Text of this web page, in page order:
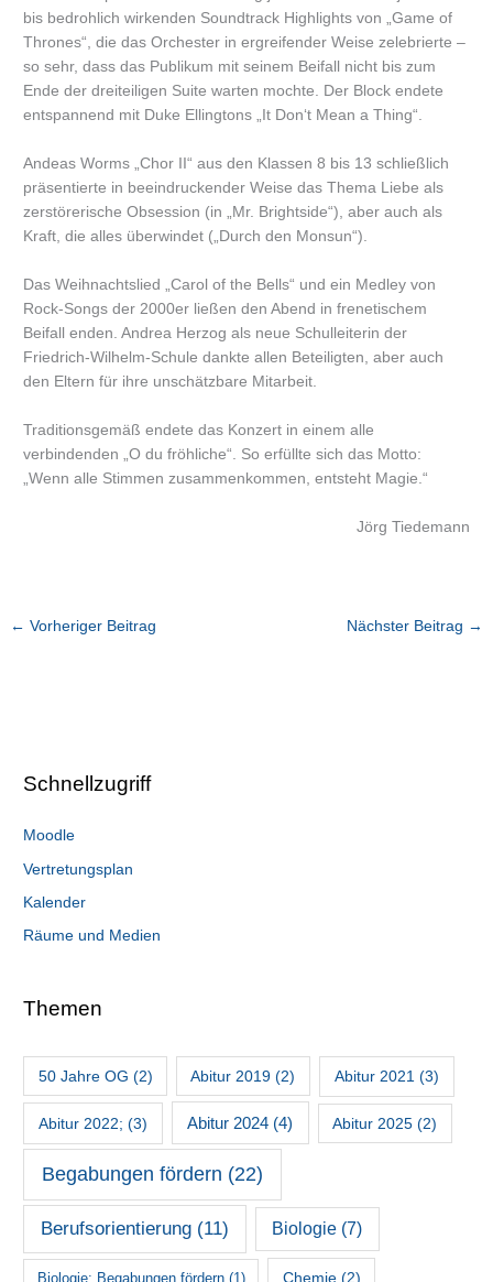
bis bedrohlich wirkenden Soundtrack Highlights von „Game of
Thrones“, die das Orchester in ergreifender Weise zelebrierte –
so sehr, dass das Publikum mit seinem Beifall nicht bis zum
Ende der dreiteiligen Suite warten mochte. Der Block endete
entspannend mit Duke Ellingtons „It Don‘t Mean a Thing“.
Andeas Worms „Chor II“ aus den Klassen 8 bis 13 schließlich
präsentierte in beeindruckender Weise das Thema Liebe als
zerstörerische Obsession (in „Mr. Brightside“), aber auch als
Kraft, die alles überwindet („Durch den Monsun“).
Das Weihnachtslied „Carol of the Bells“ und ein Medley von
Rock-Songs der 2000er ließen den Abend in frenetischem
Beifall enden. Andrea Herzog als neue Schulleiterin der
Friedrich-Wilhelm-Schule dankte allen Beteiligten, aber auch
den Eltern für ihre unschätzbare Mitarbeit.
Traditionsgemäß endete das Konzert in einem alle
verbindenden „O du fröhliche“. So erfüllte sich das Motto:
„Wenn alle Stimmen zusammenkommen, entsteht Magie.“
Jörg Tiedemann
← Vorheriger Beitrag Nächster Beitrag →
Schnellzugriff
Moodle
Vertretungsplan
Kalender
Räume und Medien
Themen
50 Jahre OG (2) Abitur 2019 (2) Abitur 2021 (3)
Abitur 2022; (3) Abitur 2024 (4) Abitur 2025 (2)
Begabungen fördern (22)
Berufsorientierung (11) Biologie (7)
Biologie; Begabungen fördern(1) Chemie(2)